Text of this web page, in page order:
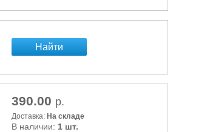
Найти
390.00 р.
Доставка: На складе
В наличии: 1 шт.